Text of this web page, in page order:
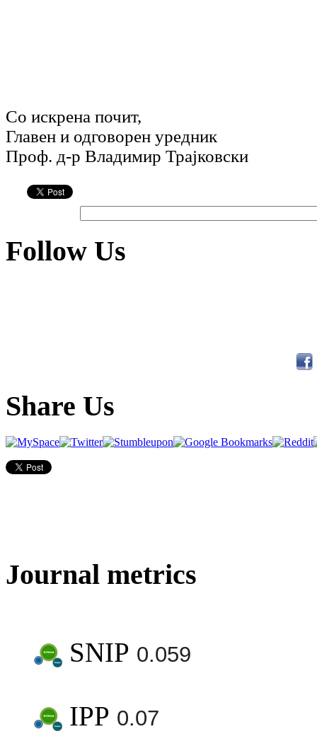
Со искрена почит,
Главен и одговорен уредник
Проф. д-р Владимир Трајковски
Follow Us
Share Us
Journal metrics
SNIP 0.059
IPP 0.07